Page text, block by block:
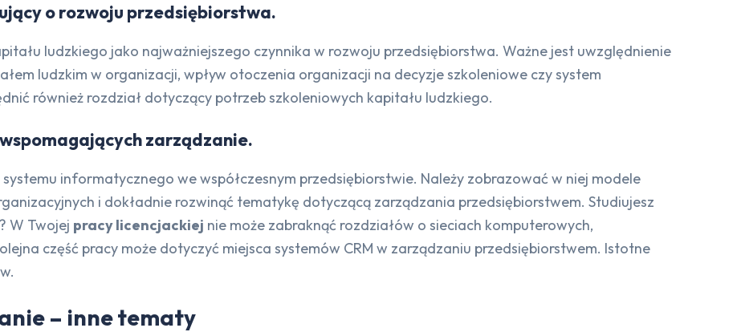
o rozwoju przedsiębiorstwa.
ludzkiego jako najważniejszego czynnika w rozwoju przedsiębiorstwa. Ważne jest uwzględnienie
ludzkim w organizacji, wpływ otoczenia organizacji na decyzje szkoleniowe czy system
również rozdział dotyczący potrzeb szkoleniowych kapitału ludzkiego.
zarządzanie.
informatycznego we współczesnym przedsiębiorstwie. Należy zobrazować w niej modele
i dokładnie rozwinąć tematykę dotyczącą zarządzania przedsiębiorstwem. Studiujesz
W Twojej pracy licencjackiej nie może zabraknąć rozdziałów o sieciach komputerowych,
część pracy może dotyczyć miejsca systemów CRM w zarządzaniu przedsiębiorstwem. Istotne
– inne tematy